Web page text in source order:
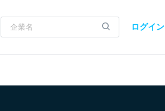
ログイン